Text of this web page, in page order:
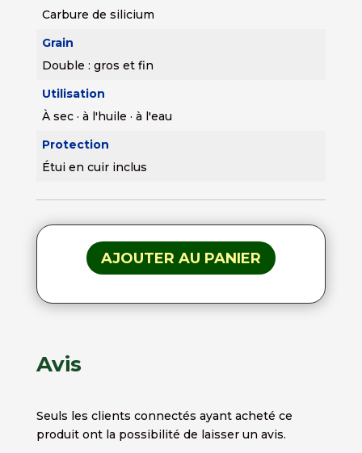
Carbure de silicium
Grain
Double : gros et fin
Utilisation
À sec · à l'huile · à l'eau
Protection
Étui en cuir inclus
AJOUTER AU PANIER
Avis
Seuls les clients connectés ayant acheté ce
produit ont la possibilité de laisser un avis.